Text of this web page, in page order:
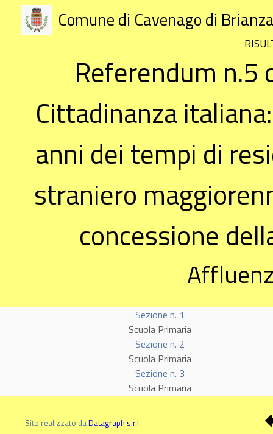
Comune di Cavenago di
Referendum n.5
Cittadinanza
anni dei tempi di
straniero
concessione
Sezione n. 1
Scuola Primaria
Sezione n. 2
Scuola Primaria
Sezione n. 3
Scuola Primaria
Sito realizzato daDatagraph s.r.l.